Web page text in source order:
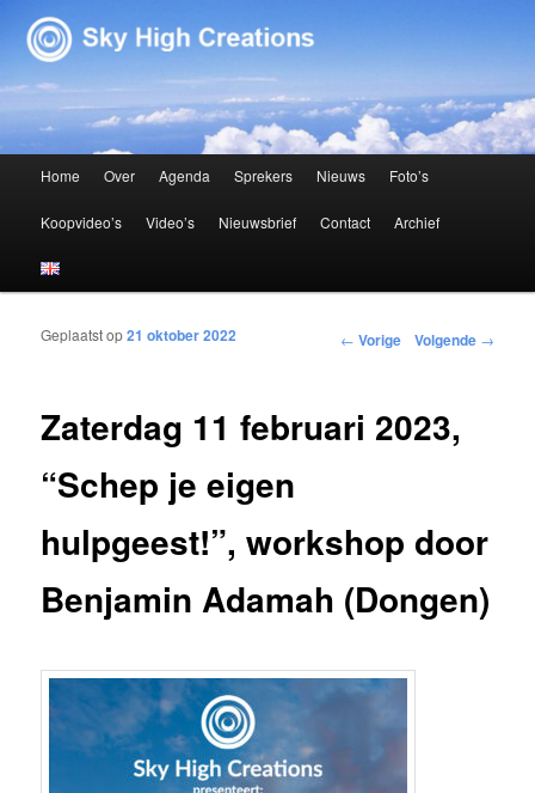
Sky High Creations
Spring naar de primaire inhoud
Spring naar de secundaire inhoud
Home Over Agenda Sprekers Nieuws Foto’s
Koopvideo’s Video’s Nieuwsbrief Contact Archief
Bericht navigatie ← Vorige Volgende →
Zaterdag 11 februari 2023,
“Schep je eigen
hulpgeest!”, workshop door
Benjamin Adamah (Dongen)
Geplaatst op21 oktober 2022